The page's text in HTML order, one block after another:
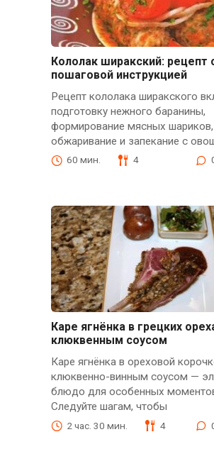
Кололак ширакский: рецепт
пошаговой инструкцией
Рецепт кололака ширакского
подготовку нежного баранины,
формирование мясных шариков,
обжаривание и запекание с
60 мин. 4
Каре ягнёнка в грецких
клюквенным соусом
Каре ягнёнка в ореховой
клюквенно-винным соусом —
блюдо для особенных
Следуйте шагам, чтобы
2 час. 30 мин. 4